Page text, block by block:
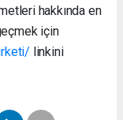
hakkında en
için
linkini